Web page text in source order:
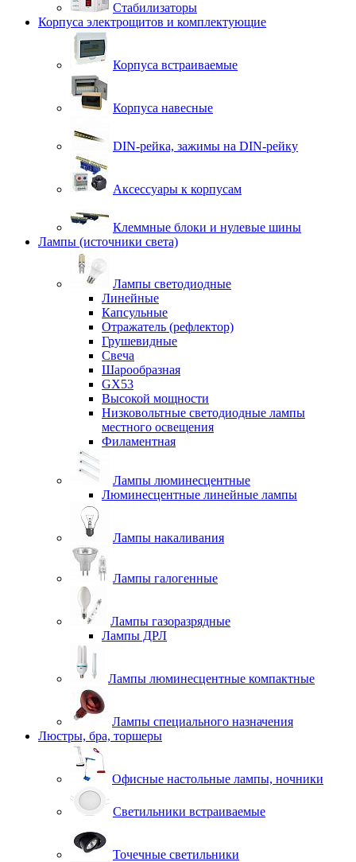
Стабилизаторы
Корпуса электрощитов и комплектующие
Корпуса встраиваемые
Корпуса навесные
DIN-рейка, зажимы на DIN-рейку
Аксессуары к корпусам
Клеммные блоки и нулевые шины
Лампы (источники света)
Лампы светодиодные
Линейные
Капсульные
Отражатель (рефлектор)
Грушевидные
Свеча
Шарообразная
GX53
Высокой мощности
Низковольтные светодиодные лампы
местного освещения
Филаментная
Лампы люминесцентные
Люминесцентные линейные лампы
Лампы накаливания
Лампы галогенные
Лампы газоразрядные
Лампы ДРЛ
Лампы люминесцентные компактные
Лампы специального назначения
Люстры, бра, торшеры
Офисные настольные лампы, ночники
Светильники встраиваемые
Точечные светильники